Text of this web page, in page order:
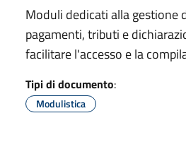
Moduli dedicati alla gestione
pagamenti, tributi e
facilitare l'accesso e la
Tipi di documento:
Modulistica